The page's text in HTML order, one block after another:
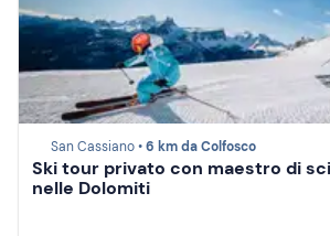
San Cassiano •6 km da Colfosco
Ski tour privato con maestro di
nelle Dolomiti